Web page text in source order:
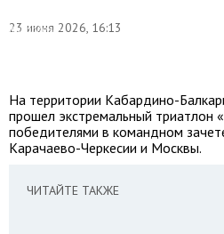
23 июня 2026, 16:13
Кабардино-
На территории Кабардино-
прошел экстремальный
победителями в командном
Карачаево-Черкесии и Москвы.
ЧИТАЙТЕ ТАКЖЕ